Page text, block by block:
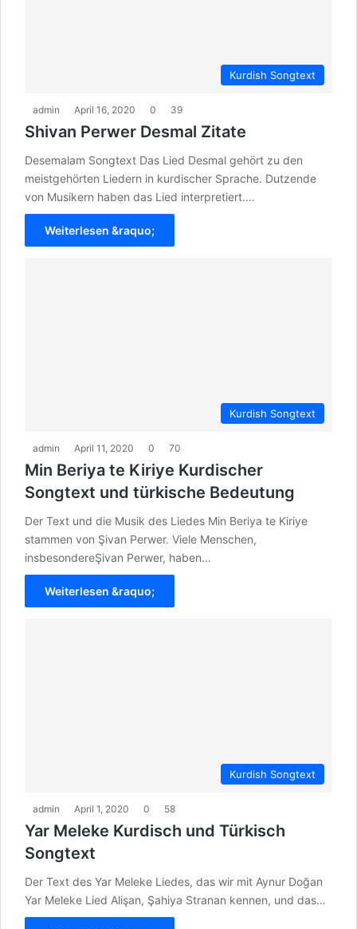
Kurdish Songtext
admin April 16, 2020 0 39
Shivan Perwer Desmal Zitate
Desemalam Songtext Das Lied Desmal gehört zu den
meistgehörten Liedern in kurdischer Sprache. Dutzende
von Musikern haben das Lied interpretiert.…
Weiterlesen &raquo;
Kurdish Songtext
admin April 11, 2020 0 70
Min Beriya te Kiriye Kurdischer
Songtext und türkische Bedeutung
Der Text und die Musik des Liedes Min Beriya te Kiriye
stammen von Şivan Perwer. Viele Menschen,
insbesondereŞivan Perwer, haben…
Weiterlesen &raquo;
Kurdish Songtext
admin April 1, 2020 0 58
Yar Meleke Kurdisch und Türkisch
Songtext
Der Text des Yar Meleke Liedes, das wir mit Aynur Doğan
Yar Meleke Lied Alişan, Şahiya Stranan kennen, und das…